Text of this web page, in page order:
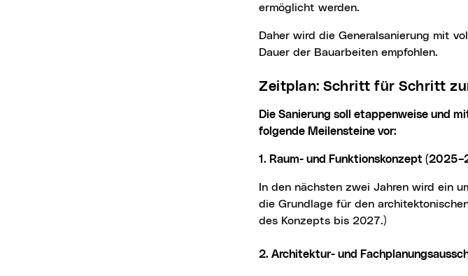
ermöglicht werden.
Daher wird die Generalsanierung mit vollständiger Absiedelung der Mitarbeitenden für die
Dauer der Bauarbeiten empfohlen.
Zeitplan: Schritt für Schritt
Die Sanierung soll etappenweise und mit genauer Planung erfolgen. Der Zeitplan sieht
folgende Meilensteine vor:
1. Raum- und Funktionskonzept
die Grundlage für den
des Konzepts bis 2027.)
2. Architektur- und